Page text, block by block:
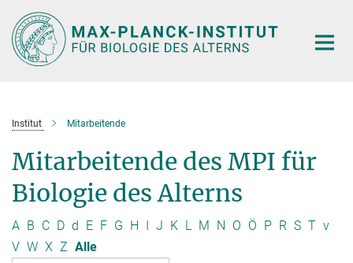
Hauptinhalt
Institut Mitarbeitende
Mitarbeitende des MPI für
Biologie des Alterns
A B C D d E F G H I J K L M N O Ö P R S T v
V W X Z Alle